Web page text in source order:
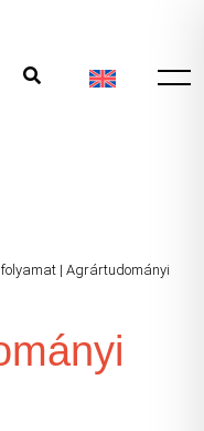
folyamat | Agrártudományi